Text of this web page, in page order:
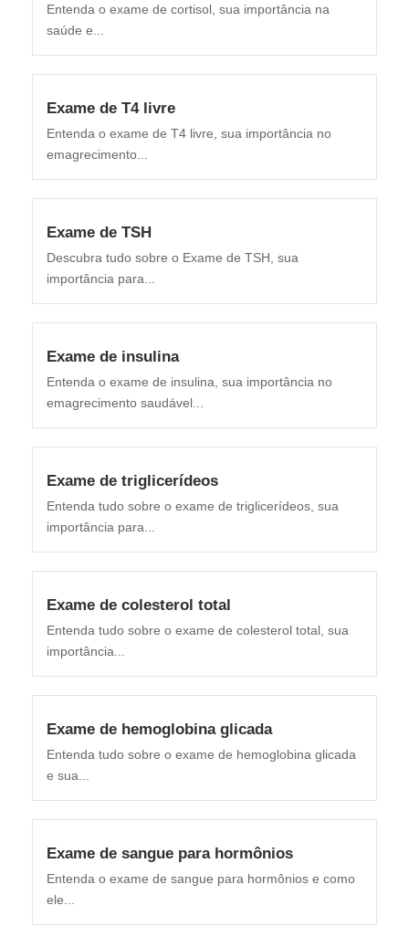
Entenda o exame de cortisol, sua importância na
saúde e...
Exame de T4 livre
Entenda o exame de T4 livre, sua importância no
emagrecimento...
Exame de TSH
Descubra tudo sobre o Exame de TSH, sua
importância para...
Exame de insulina
Entenda o exame de insulina, sua importância no
emagrecimento saudável...
Exame de triglicerídeos
Entenda tudo sobre o exame de triglicerídeos, sua
importância para...
Exame de colesterol total
Entenda tudo sobre o exame de colesterol total, sua
importância...
Exame de hemoglobina glicada
Entenda tudo sobre o exame de hemoglobina glicada
e sua...
Exame de sangue para hormônios
Entenda o exame de sangue para hormônios e como
ele...